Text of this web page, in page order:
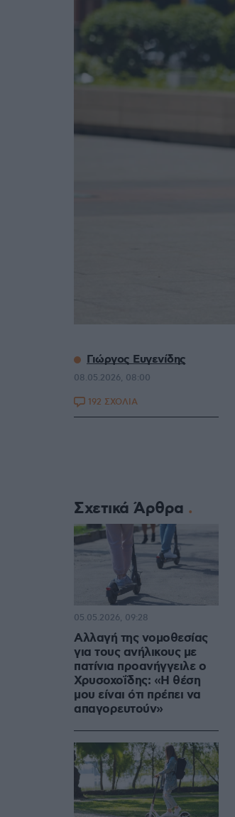
Γιώργος Ευγενίδης
08.05.2026, 08:00
192 ΣΧΟΛΙΑ
Σχετικά Άρθρα
Αλλαγή της νομοθεσίας
για τους ανήλικους με
πατίνια προανήγγειλε ο
Χρυσοχοΐδης: «Η θέση
μου είναι ότι πρέπει να
απαγορευτούν»
05.05.2026, 09:28